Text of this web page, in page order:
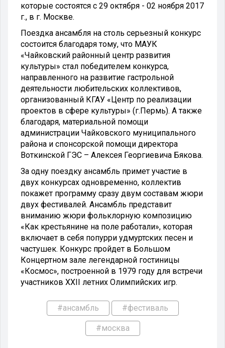
которые состоятся с 29 октября - 02 ноября 2017
г., в г. Москве.
Поездка ансамбля на столь серьезный конкурс
состоится благодаря тому, что МАУК
«Чайковский районный центр развития
культуры» стал победителем конкурса,
направленного на развитие гастрольной
деятельности любительских коллективов,
организованный КГАУ «Центр по реализации
проектов в сфере культуры» (г.Пермь). А также
благодаря, материальной помощи
администрации Чайковского муниципального
района и спонсорской помощи директора
Воткинской ГЭС – Алексея Георгиевича Бякова.
За одну поездку ансамбль примет участие в
двух конкурсах одновременно, коллектив
покажет программу сразу двум составам жюри
двух фестивалей. Ансамбль представит
вниманию жюри фольклорную композицию
«Как крестьянине на поле работали», которая
включает в себя попурри удмуртских песен и
частушек. Конкурс пройдет в Большом
Концертном зале легендарной гостиницы
«Космос», построенной в 1979 году для встречи
участников XXII летних Олимпийских игр.
#ансамбль #фестиваль
#москва